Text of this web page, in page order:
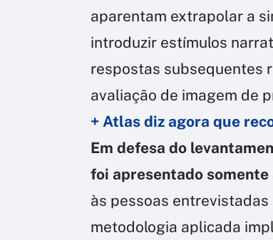
aparentam extrapolar a
introduzir estímulos
respostas subsequentes
avaliação de imagem de
+ Atlas diz agora que
Em defesa do
foi apresentado
às pessoas
metodologia aplicada